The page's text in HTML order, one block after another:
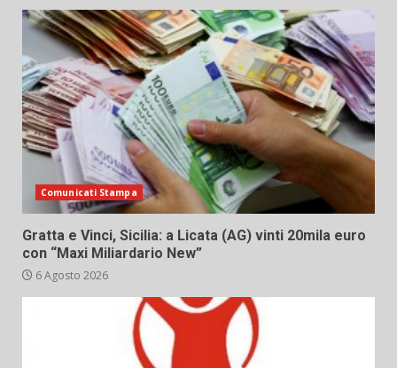
Comunicati Stampa
Gratta e Vinci, Sicilia: a Licata (AG) vinti 20mila euro
con “Maxi Miliardario New”
6 Agosto 2026